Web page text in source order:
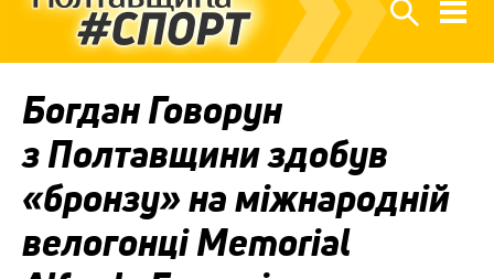
Богдан Говорун
з Полтавщини здобув
«бронзу» на міжнародній
велогонці Memorial